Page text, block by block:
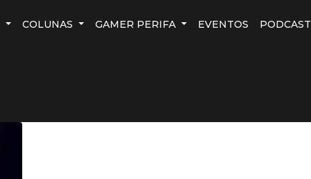
COLUNAS GAMER PERIFA EVENTOS PODCAST